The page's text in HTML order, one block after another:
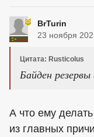
BrTurin
23 ноября
Цитата: Rusticolus
Байден
А что ему
из главных